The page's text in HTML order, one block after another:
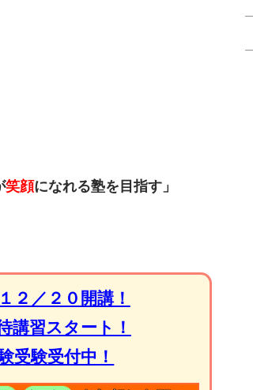
笑顔になれる塾を目指す」
２／２０開講！
講習スタート！
受験受付中！